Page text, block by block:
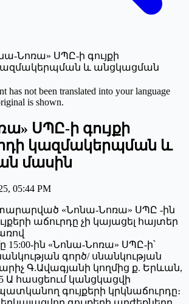
Նոռա» ՍՊԸ-ի գույքի
և անցկացման
has not been translated into your language
is shown.
ՍՊԸ-ի գույքի
կազմակերպման և
մասին
05:44 PM
«Նոնա-Նոռա» ՍՊԸ -ին
աճուրդը չի կայացել հայտեր
15:00-ին «Նոնա-Նոռա» ՍՊԸ-ի՝
գործ/ սնանկության
Գ.Ավագյանի կողմից ք. Երևան,
Ա հասցեում կանցկացվի
գույքերի կրկնաճուրդը։